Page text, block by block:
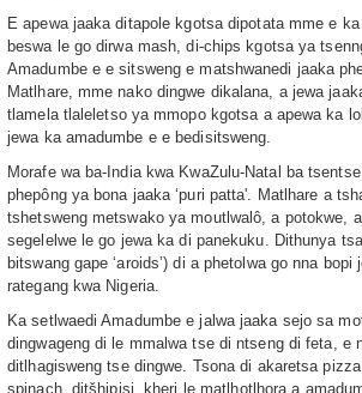
E apewa jaaka ditapole kgotsa dipotata mme e
beswa le go dirwa mash, di-chips kgotsa ya
Amadumbe e e sitsweng e matshwanedi jaaka
Matlhare, mme nako dingwe dikalana, a jewa
tlamela tlaleletso ya mmopo kgotsa a apewa ka
jewa ka amadumbe e e bedisitsweng.
Morafe wa ba-India kwa KwaZulu-Natal ba
phepông ya bona jaaka ‘puri patta'. Matlhare a
tshetsweng metswako ya moutlwalô, a potokwe,
segelelwe le go jewa ka di panekuku. Dithunya
bitswang gape ‘aroids’) di a phetolwa go nna bopi
rategang kwa Nigeria.
Ka setlwaedi Amadumbe e jalwa jaaka sejo sa
dingwageng di le mmalwa tse di ntseng di feta, e
ditlhagisweng tse dingwe. Tsona di akaretsa
spinach, ditšhipisi, kheri le matlhotlhora a